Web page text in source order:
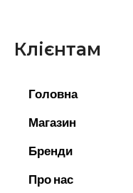
Клієнтам
Головна
Магазин
Бренди
Про нас